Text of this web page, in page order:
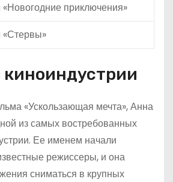
приключения»
«Ускользающая мечта», Анна
из самых востребованных
Ее именем начали
режиссеры, и она
сниматься в крупных